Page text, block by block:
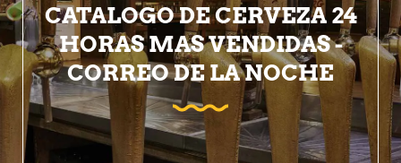
CATALOGO DE CERVEZA 24
HORAS MAS VENDIDAS -
CORREO DE LA NOCHE